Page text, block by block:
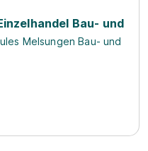
Bau- und
Melsungen Bau- und